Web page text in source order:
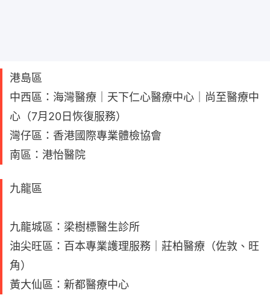
港島區
中西區：海灣醫療｜天下仁心醫療中心｜尚至醫療中
心（7月20日恢復服務）
灣仔區：香港國際專業體檢協會
南區：港怡醫院
九龍區
九龍城區：梁樹標醫生診所
油尖旺區：百本專業護理服務｜莊柏醫療（佐敦、旺
角）
黃大仙區：新都醫療中心